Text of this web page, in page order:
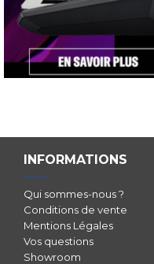
INFORMATIONS
Qui sommes-nous ?
Conditions de vente
Mentions Légales
Vos questions
Showroom